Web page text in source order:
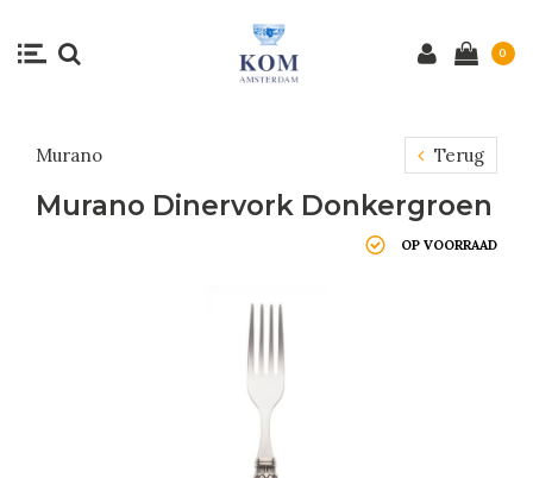
0
Murano Terug
Murano Dinervork Donkergroen
OP VOORRAAD